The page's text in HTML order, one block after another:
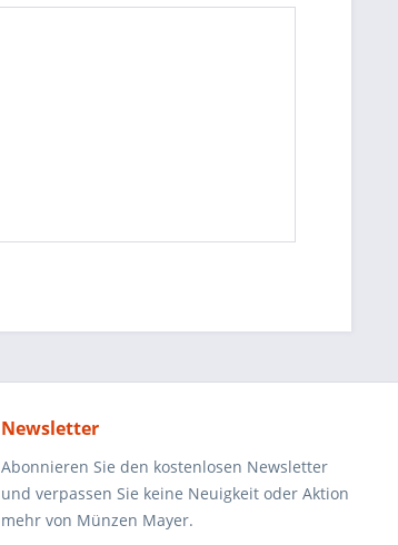
Newsletter
Abonnieren Sie den kostenlosen Newsletter
und verpassen Sie keine Neuigkeit oder Aktion
mehr von Münzen Mayer.